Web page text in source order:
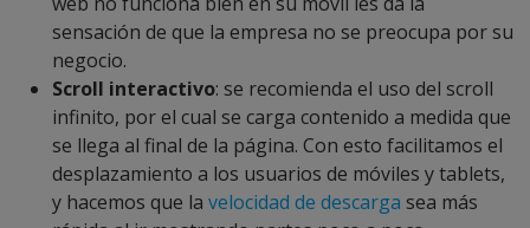
sensación de que la empresa no se preocupa por su
negocio.
Scroll interactivo: se recomienda el uso del scroll
infinito, por el cual se carga contenido a medida que
se llega al final de la página. Con esto facilitamos el
desplazamiento a los usuarios de móviles y tablets,
y hacemos que la velocidad de descarga sea más